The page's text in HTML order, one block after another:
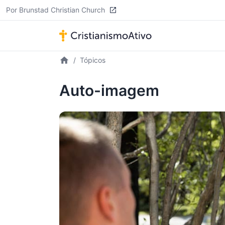
Por Brunstad Christian Church
Tópicos
Auto-imagem